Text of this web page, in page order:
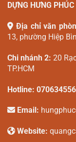
DỰNG HƯNG PHÚC
Địa chỉ văn
13, phường Hiệp
Chi nhánh 2: 20
TP.HCM
Hotline:
Email:
Website: